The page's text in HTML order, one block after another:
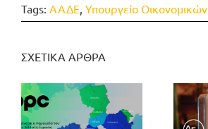
Tags: ΑΑΔΕ Υπουργείο Οικονομικών
ΣΧΕΤΙΚΑ ΑΡΘΡΑ